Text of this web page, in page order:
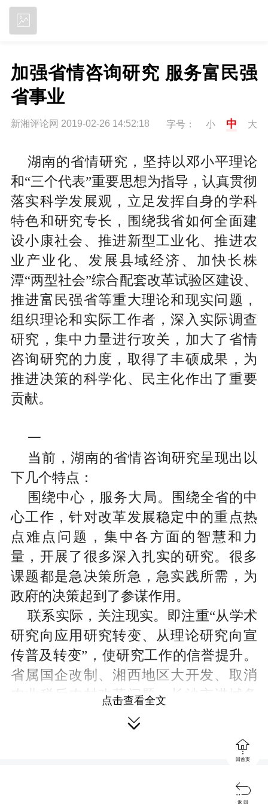
加强省情咨询研究 服务富民强
省事业
新湘评论网 2019-02-26 14:52:18 字号： 小 中 大
湖南的省情研究，坚持以邓小平理论
和“三个代表”重要思想为指导，认真贯彻
落实科学发展观，立足发挥自身的学科
特色和研究专长，围绕我省如何全面建
设小康社会、推进新型工业化、推进农
业产业化、发展县域经济、加快长株
潭“两型社会”综合配套改革试验区建设、
推进富民强省等重大理论和现实问题，
组织理论和实际工作者，深入实际调查
研究，集中力量进行攻关，加大了省情
咨询研究的力度，取得了丰硕成果，为
推进决策的科学化、民主化作出了重要
贡献。
一
当前，湖南的省情咨询研究呈现出以
下几个特点：
围绕中心，服务大局。
围绕全省的中
心工作，针对改革发展稳定中的重点热
点难点问题，集中各方面的智慧和力
量，开展了很多深入扎实的研究。很多
课题都是急决策所急，急实践所需，为
政府的决策起到了参谋作用。
联系实际，关注现实。 即注重“从学术
研究向应用研究转变、从理论研究向宣
传普及转变”，使研究工作的信誉提升。
省属国企改制、湘西地区大开发、取消
农业税后农村改革问题、长沙市进城务
工人员廉租房建设问题、新农村建设、
湖南应对泛珠三角的基本对策研究，都
是从省情出发提出来的，研究中也紧密
注意发挥省情
点击查看全文


回首页

返 回